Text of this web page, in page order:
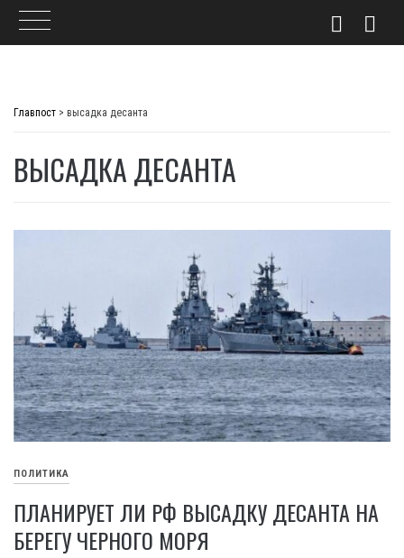
Главпост > высадка десанта
ВЫСАДКА ДЕСАНТА
ПОЛИТИКА
ПЛАНИРУЕТ ЛИ РФ ВЫСАДКУ ДЕСАНТА НА
БЕРЕГУ ЧЕРНОГО МОРЯ